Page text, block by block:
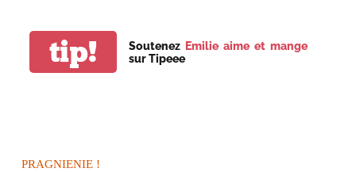
tip! Soutenez Emilie aime et mange
sur Tipeee
PRAGNIENIE !